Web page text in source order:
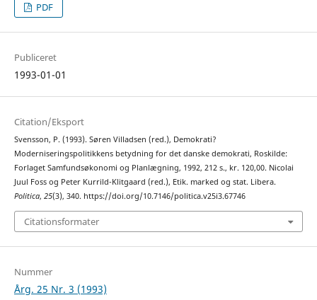
PDF
Publiceret
1993-01-01
Citation/Eksport
Svensson, P. (1993). Søren Villadsen (red.), Demokrati?
Moderniseringspolitikkens betydning for det danske demokrati, Roskilde:
Forlaget Samfundsøkonomi og Planlægning, 1992, 212 s., kr. 120,00. Nicolai
Juul Foss og Peter Kurrild-Klitgaard (red.), Etik. marked og stat. Libera.
Politica, 25(3), 340. https://doi.org/10.7146/politica.v25i3.67746
Citationsformater
Nummer
Årg. 25 Nr. 3 (1993)